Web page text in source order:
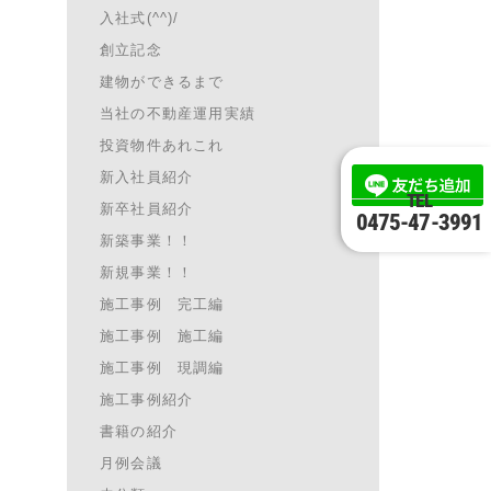
TEL
0475-47-3991
入社式(^^)/
創立記念
建物ができるまで
当社の不動産運用実績
投資物件あれこれ
新入社員紹介
新卒社員紹介
新築事業！！
新規事業！！
施工事例 完工編
施工事例 施工編
施工事例 現調編
施工事例紹介
書籍の紹介
月例会議